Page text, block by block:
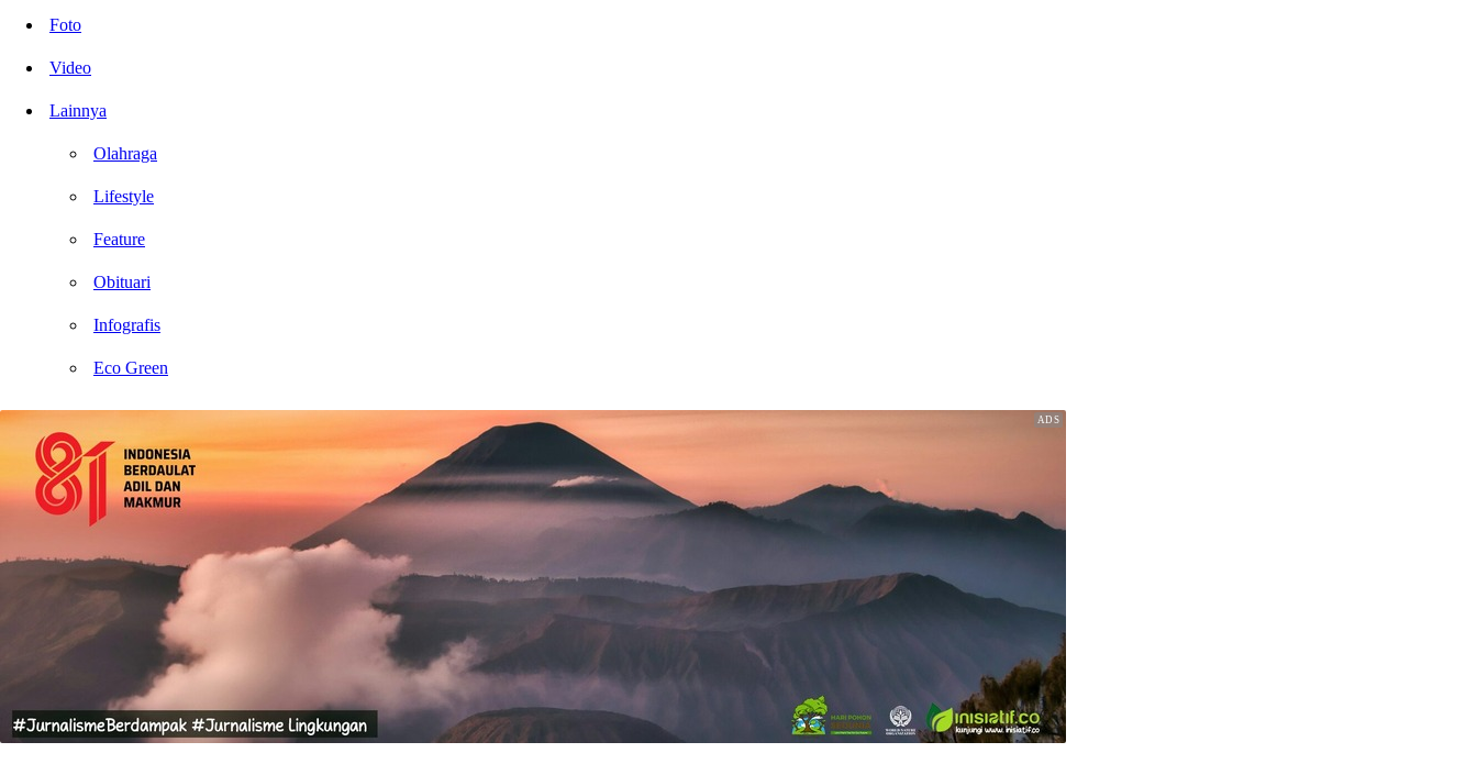
Foto
Video
Lainnya
Olahraga
Lifestyle
Feature
Obituari
Infografis
Eco Green